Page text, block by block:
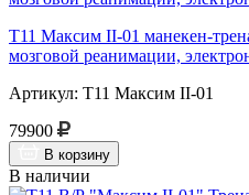
Т11 Максим II-01 манекен-
мозговой реанимации,
Артикул: Т11 Максим II-01
79900
В корзину
В наличии